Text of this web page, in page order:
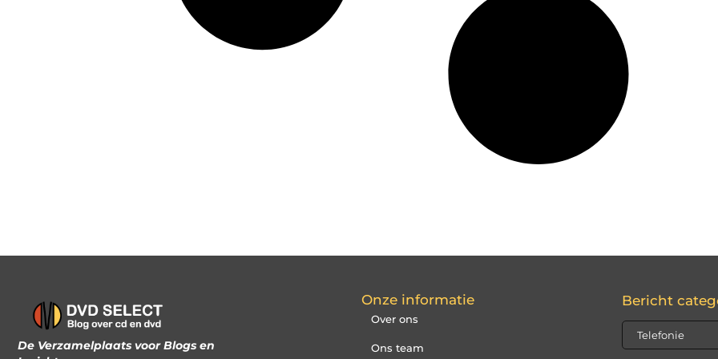
De Verzamelplaats voor Blogs en
Onze informatie
Over ons
Ons team
Bericht